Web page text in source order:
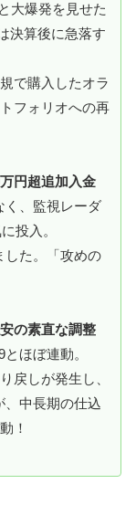
大爆発を見せた
決算後に急落す
で購入したオラ
フォリオへの再
円超追加入金
、監視レーダ
投入。
た。「攻めの
の素直な調整
ほぼ連動。
戻しが発生し、
、中長期の仕込
！